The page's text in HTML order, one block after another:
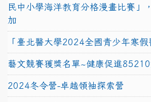
民中小學海洋教育分格漫畫比賽」
加
「臺北醫大學2024全國青少年寒假
藝文競賽獲獎名單~健康促進
2024冬令營-卓越領袖探索營